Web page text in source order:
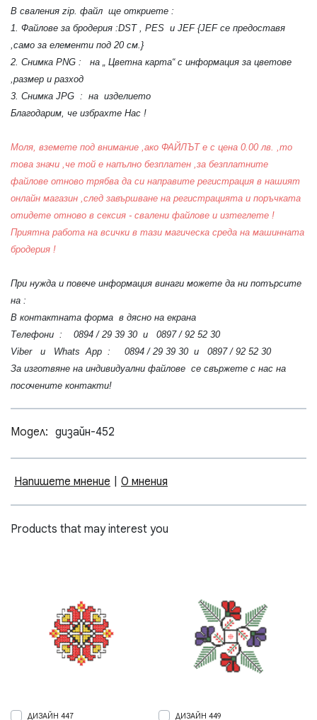
В сваления zip. файл ще откриете :
1. Файлове за бродерия :DST , PES и JEF {JEF се предоставя
,само за елементи под 20 см.}
2. Снимка PNG : на „ Цветна карта“ с информация за цветове
,размер и разход
3. Снимка JPG : на изделието
Благодарим, че избрахте Нас !
Моля, вземете под внимание ,ако ФАЙЛЪТ е с цена 0.00 лв. ,то
това значи ,че той е напълно безплатен ,за безплатните
файлове отново трябва да си направите регистрация в нашият
онлайн магазин ,след завършване на регистрацията и поръчката
отидете отново в сексия - свалени файлове и изтеглете !
Приятна работа на всички в тази магическа среда на машинната
бродерия !
При нужда и повече информация винаги можете да ни потърсите
на :
В контактната форма в дясно на екрана
Телефони : 0894 / 29 39 30 и 0897 / 92 52 30
Viber и Whats App : 0894 / 29 39 30 и 0897 / 92 52 30
За изготвяне на индивидуални файлове се свържете с нас на
посочените контакти!
Модел: дизайн-452
Напишете мнение 0 мнения
Products that may interest you
ДИЗАЙН 447 ДИЗАЙН 449